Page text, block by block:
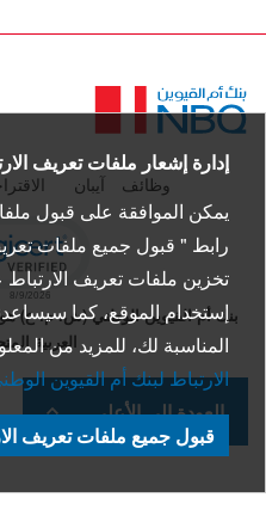
إدارة إشعار ملفات تعريف
يمكن الموافقة على قبول
رابط " قبول جميع ملفات
تخزين ملفات تعريف
إستخدام الموقع، كما
المناسبة لك، للمزيد من
الارتباط لبنك أم القيوين
قبول جميع ملفات تعريف
الصفحة
الرئيسية
وظائف آيبان
بنك أم القيوين الوطني (ش. م. ع)
العربية
العودة إلى الأعلى